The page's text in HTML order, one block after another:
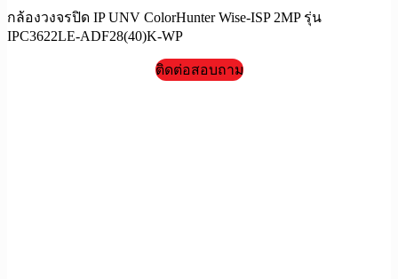
กล้องวงจรปิด IP UNV ColorHunter Wise-ISP 2MP รุ่น
IPC3622LE-ADF28(40)K-WP
ติดต่อสอบถาม